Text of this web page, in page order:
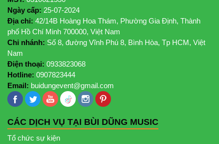
Ngày cấp: 25-07-2024
Địa chỉ: 42/14B Hoàng Hoa Thám, Phường Gia Định, Thành
phố Hồ Chí Minh 700000, Việt Nam
Chi nhánh: Số 8, đường Vĩnh Phú 8, Bình Hòa, Tp HCM, Việt
Nam
Điện thoại: 0933823068
Hotline: 0907823444
Email: buidungevent@gmail.com
CÁC DỊCH VỤ TẠI BÙI DŨNG MUSIC
Tổ chức sự kiện